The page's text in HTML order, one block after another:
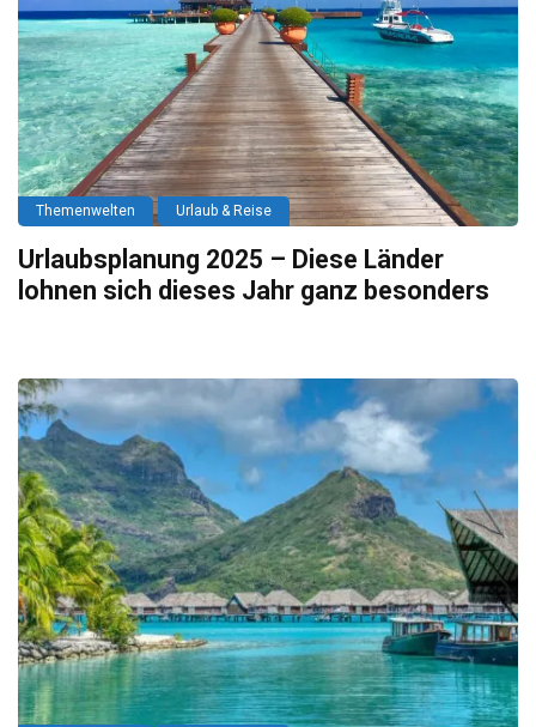
Themenwelten Urlaub & Reise
Urlaubsplanung 2025 – Diese Länder
lohnen sich dieses Jahr ganz besonders